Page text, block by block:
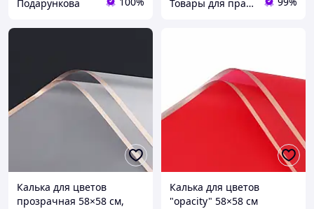
Подарункова Товары для праздника
Калька для цветов
прозрачная 58×58 см,
Калька для цветов
"opacity" 58×58 см